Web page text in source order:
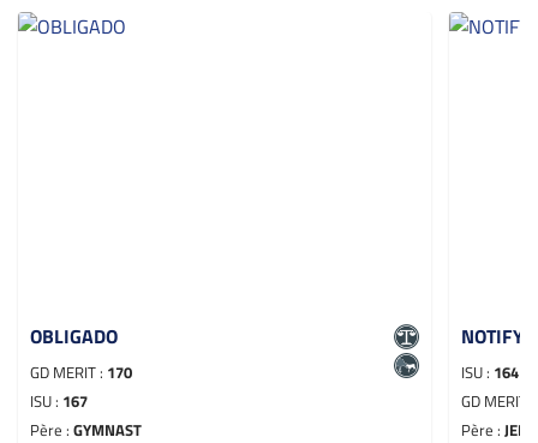
OBLIGADO
GD MERIT : 170
ISU : 167
Père : GYMNAST
NOTIFY
ISU : 164
GD MERIT :
Père :JEDI